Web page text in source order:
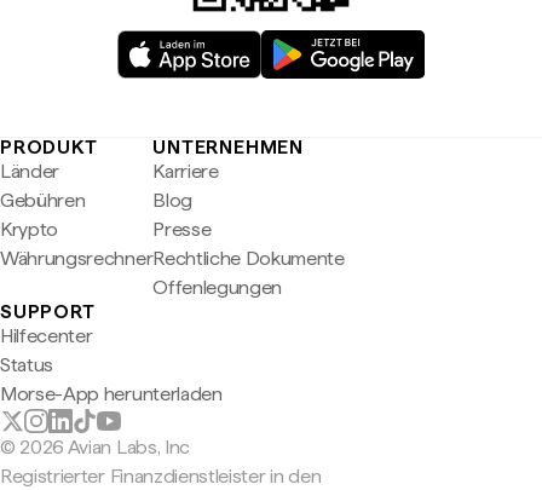
PRODUKT
Länder
Gebühren
Krypto
Währungsrechner
UNTERNEHMEN
Karriere
Blog
Presse
Rechtliche Dokumente
Offenlegungen
SUPPORT
Hilfecenter
Status
Morse-App herunterladen
© 2026 Avian Labs, Inc
Registrierter Finanzdienstleister in den